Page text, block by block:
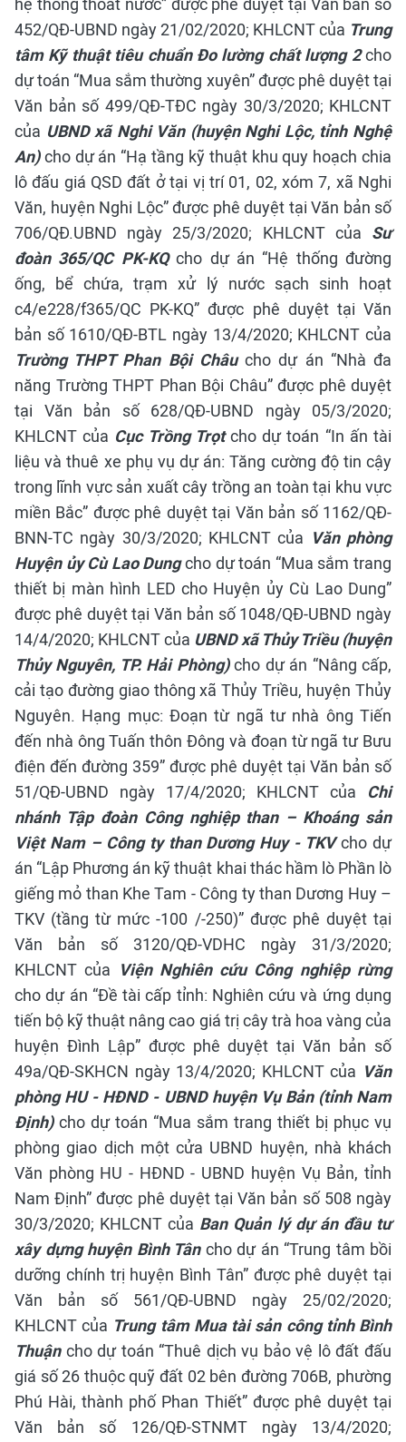
hệ thống thoát nước” được phê duyệt tại Văn bản số
452/QĐ-UBND ngày 21/02/2020; KHLCNT của Trung
tâm Kỹ thuật tiêu chuẩn Đo lường chất lượng 2cho
dự toán “Mua sắm thường xuyên” được phê duyệt tại
Văn bản số 499/QĐ-TĐC ngày 30/3/2020; KHLCNT
của UBND xã Nghi Văn (huyện Nghi Lộc, tỉnh Nghệ
An)cho dự án “Hạ tầng kỹ thuật khu quy hoạch chia
lô đấu giá QSD đất ở tại vị trí 01, 02, xóm 7, xã Nghi
Văn, huyện Nghi Lộc” được phê duyệt tại Văn bản số
706/QĐ.UBND ngày 25/3/2020;
KHLCNT của Sư
đoàn 365/QC PK-KQcho dự án “Hệ thống đường
ống, bể chứa, trạm xử lý nước sạch sinh hoạt
c4/e228/f365/QC PK-KQ” được phê duyệt tại Văn
bản số 1610/QĐ-BTL ngày 13/4/2020; KHLCNT của
Trường THPT Phan Bội Châucho dự án “Nhà đa
năng Trường THPT Phan Bội Châu” được phê duyệt
tại Văn bản số 628/QĐ-UBND ngày 05/3/2020;
KHLCNT của Cục Trồng Trọtcho dự toán “In ấn tài
liệu và thuê xe phụ vụ dự án: Tăng cường độ tin cậy
trong lĩnh vực sản xuất cây trồng an toàn tại khu vực
miền Bắc” được phê duyệt tại Văn bản số 1162/QĐ-
BNN-TC ngày 30/3/2020; KHLCNT của Văn phòng
Huyện ủy Cù Lao Dungcho dự toán “Mua sắm trang
thiết bị màn hình LED cho Huyện ủy Cù Lao Dung”
được phê duyệt tại Văn bản số 1048/QĐ-UBND ngày
14/4/2020; KHLCNT của UBND xã Thủy Triều (huyện
Thủy Nguyên, TP. Hải Phòng)cho dự án “Nâng cấp,
cải tạo đường giao thông xã Thủy Triều, huyện Thủy
Nguyên. Hạng mục: Đoạn từ ngã tư nhà ông Tiến
đến nhà ông Tuấn thôn Đông và đoạn từ ngã tư Bưu
điện đến đường 359” được phê duyệt tại Văn bản số
51/QĐ-UBND ngày 17/4/2020;
KHLCNT của Chi
nhánh Tập đoàn Công nghiệp than – Khoáng sản
Việt Nam – Công ty than Dương Huy - TKVcho dự
án “Lập Phương án kỹ thuật khai thác hầm lò Phần lò
giếng mỏ than Khe Tam - Công ty than Dương Huy –
TKV (tầng từ mức -100 /-250)” được phê duyệt tại
Văn bản số 3120/QĐ-VDHC ngày 31/3/2020;
KHLCNT của
Viện Nghiên cứu Công nghiệp rừng
cho dự án “Đề tài cấp tỉnh: Nghiên cứu và ứng dụng
tiến bộ kỹ thuật nâng cao giá trị cây trà hoa vàng của
huyện Đình Lập” được phê duyệt tại Văn bản số
49a/QĐ-SKHCN ngày 13/4/2020; KHLCNT của Văn
phòng HU - HĐND - UBND huyện Vụ Bản (tỉnh Nam
Định)cho dự toán “Mua sắm trang thiết bị phục vụ
phòng giao dịch một cửa UBND huyện, nhà khách
Văn phòng HU - HĐND - UBND huyện Vụ Bản, tỉnh
Nam Định” được phê duyệt tại Văn bản số 508 ngày
30/3/2020; KHLCNT của Ban Quản lý dự án đầu tư
xây dựng huyện Bình Tâncho dự án “Trung tâm bồi
dưỡng chính trị huyện Bình Tân” được phê duyệt tại
Văn bản số 561/QĐ-UBND ngày 25/02/2020;
KHLCNT của Trung tâm Mua tài sản công tỉnh Bình
Thuậncho dự toán “Thuê dịch vụ bảo vệ lô đất đấu
giá số 26 thuộc quỹ đất 02 bên đường 706B, phường
Phú Hài, thành phố Phan Thiết” được phê duyệt tại
Văn bản số 126/QĐ-STNMT ngày 13/4/2020;